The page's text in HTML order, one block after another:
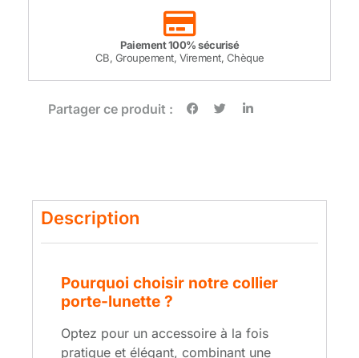
Paiement 100% sécurisé
CB, Groupement, Virement, Chèque
Partager ce produit :
Description
Pourquoi choisir notre collier
porte-lunette ?
Optez pour un accessoire à la fois
pratique et élégant, combinant une